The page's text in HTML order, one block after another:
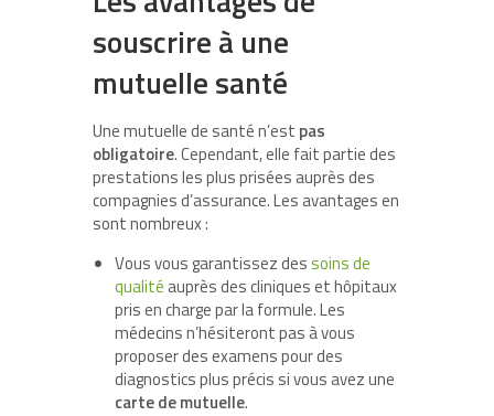
souscrire à une
mutuelle santé
Une mutuelle de santé n’est pas
obligatoire. Cependant, elle fait partie des
prestations les plus prisées auprès des
compagnies d’assurance. Les avantages en
sont nombreux :
Vous vous garantissez dessoins de
qualité auprès des cliniques et hôpitaux
pris en charge par la formule. Les
médecins n’hésiteront pas à vous
proposer des examens pour des
diagnostics plus précis si vous avez une
carte de mutuelle.